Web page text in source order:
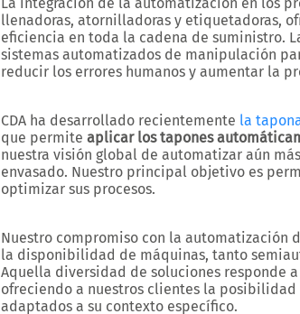
llenadoras, atornilladoras y etiquetadoras,
eficiencia en toda la cadena de suministro.
sistemas automatizados de manipulación
reducir los errores humanos y aumentar la
CDA ha desarrollado recientemente la
que permite aplicar los tapones
nuestra visión global de automatizar aún
envasado. Nuestro principal objetivo es
optimizar sus procesos.
Nuestro compromiso con la automatización
la disponibilidad de máquinas, tanto
Aquella diversidad de soluciones responde
ofreciendo a nuestros clientes la
adaptados a su contexto específico.